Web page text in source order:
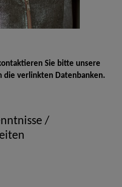
Sie bitte unsere
die verlinkten Datenbanken.
/